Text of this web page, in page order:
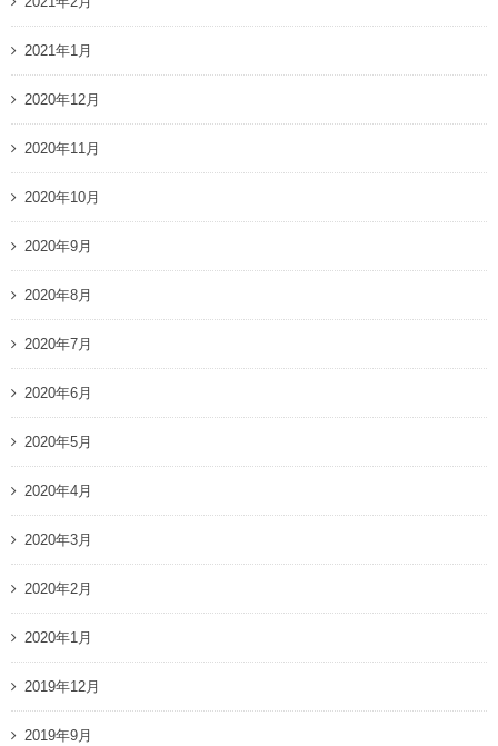
2021年1月
2020年12月
2020年11月
2020年10月
2020年9月
2020年8月
2020年7月
2020年6月
2020年5月
2020年4月
2020年3月
2020年2月
2020年1月
2019年12月
2019年9月